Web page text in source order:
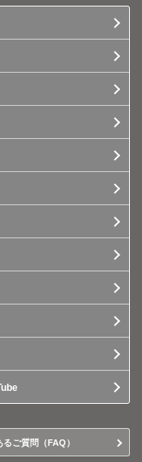
るご質問（FAQ）